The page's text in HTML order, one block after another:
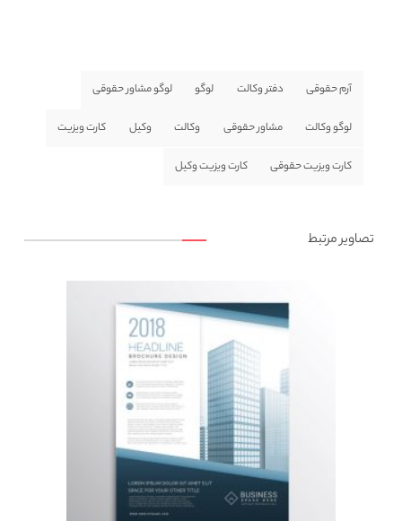
آرم حقوقی دفتر وکالت لوگو لوگو مشاور حقوقی
لوگو وکالت مشاور حقوقی وکالت وکیل کارت ویزیت
کارت ویزیت حقوقی کارت ویزیت وکیل
تصاویر مرتبط